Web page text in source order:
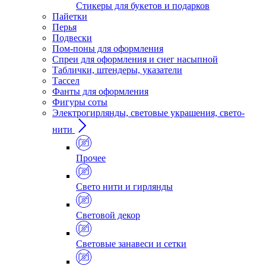
Стикеры для букетов и подарков
Пайетки
Перья
Подвески
Пом-поны для оформления
Спреи для оформления и снег насыпной
Таблички, штендеры, указатели
Тассел
Фанты для оформления
Фигуры соты
Электрогирлянды, световые украшения, свето-
нити
Прочее
Свето нити и гирлянды
Световой декор
Световые занавеси и сетки